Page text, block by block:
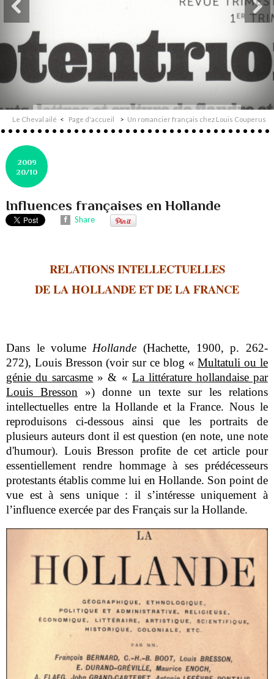
Le Cheval ailé Page d'accueil Un romancier français chez Louis Couperus
2009
20/10
Influences françaises en Hollande
Share
RELATIONS INTELLECTUELLES
DE LA HOLLANDE ET DE LA FRANCE
Dans le volume Hollande (Hachette, 1900, p. 262-
272), Louis Bresson (voir sur ce blog «Multatuli ou le
génie du sarcasme » & « La littérature hollandaise par
Louis Bresson ») donne un texte sur les relations
intellectuelles entre la Hollande et la France. Nous le
reproduisons ci-dessous ainsi que les portraits de
plusieurs auteurs dont il est question (en note, une note
d'humour). Louis Bresson profite de cet article pour
essentiellement rendre hommage à ses prédécesseurs
protestants établis comme lui en Hollande. Son point de
vue est à sens unique : il s’intéresse uniquement à
l’influence exercée par des Français sur la Hollande.